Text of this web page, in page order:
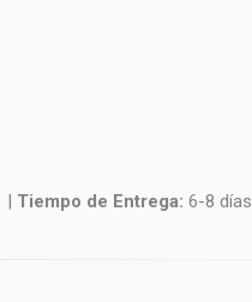
| Tiempo de Entrega: 6-8 días